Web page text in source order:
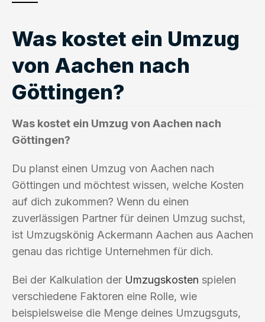
Was kostet ein Umzug
von Aachen nach
Göttingen?
Was kostet ein Umzug von Aachen nach
Göttingen?
Du planst einen Umzug von Aachen nach
Göttingen und möchtest wissen, welche Kosten
auf dich zukommen? Wenn du einen
zuverlässigen Partner für deinen Umzug suchst,
ist Umzugskönig Ackermann Aachen aus Aachen
genau das richtige Unternehmen für dich.
Bei der Kalkulation der Umzugskosten spielen
verschiedene Faktoren eine Rolle, wie
beispielsweise die Menge deines Umzugsguts,